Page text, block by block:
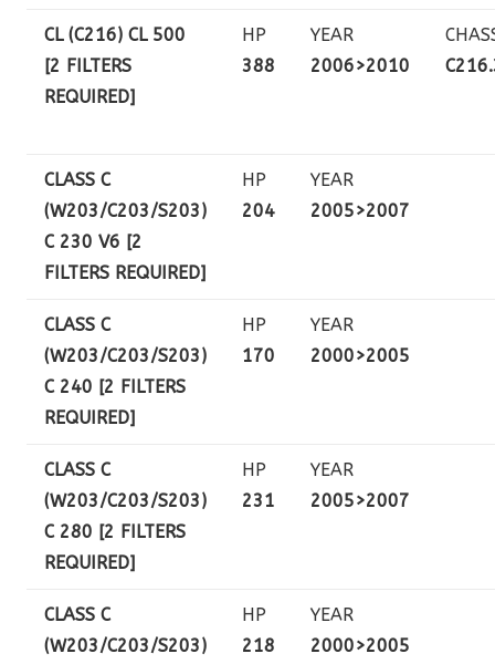
CL (C216) CL 500
[2 FILTERS
REQUIRED]
HP
388
YEAR
2006>2010
CLASS C
(W203/C203/S203)
C 230 V6 [2
FILTERS REQUIRED]
HP
204
YEAR
2005>2007
CLASS C
(W203/C203/S203)
C 240 [2 FILTERS
REQUIRED]
HP
170
YEAR
2000>2005
CLASS C
(W203/C203/S203)
C 280 [2 FILTERS
REQUIRED]
HP
231
YEAR
2005>2007
CLASS C
(W203/C203/S203)
HP
218
YEAR
2000>2005